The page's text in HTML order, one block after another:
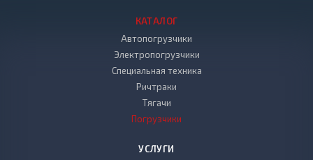
КАТАЛОГ
Автопогрузчики
Электропогрузчики
Специальная техника
Ричтраки
Тягачи
Погрузчики
УСЛУГИ